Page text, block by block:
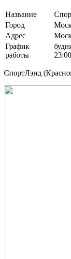
Название
Город
Адрес
График
работы
23:00
СпортЛэнд